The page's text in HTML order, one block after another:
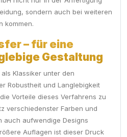
sondern auch bei weiteren
kommen.
– für eine
Gestaltung
Klassiker unter den
Robustheit und Langlebigkeit
Vorteile dieses Verfahrens zu
verschiedenster Farben und
auch aufwendige Designs
Auflagen ist dieser Druck